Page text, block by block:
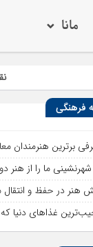
مانا
نقش
فرهنگی
برترین هنرمندان
شهرنشینی ما را از هنر
هنر در حفظ و انتقال
غذاهای دنیا